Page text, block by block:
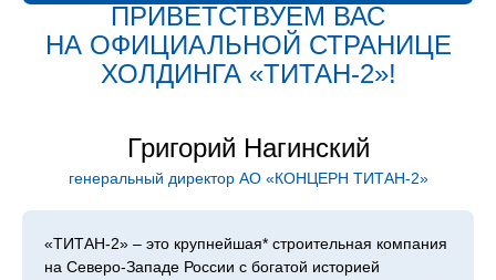
ПРИВЕТСТВУЕМ ВАС
НА ОФИЦИАЛЬНОЙ СТРАНИЦЕ
ХОЛДИН­ГА «ТИТАН‑2»!
Григорий Нагинский
генеральный директор АО «КОНЦЕРН ТИТАН‑2»
«ТИТАН‑2» – это крупнейшая* строительная компания
на Северо-Западе России с богатой историей